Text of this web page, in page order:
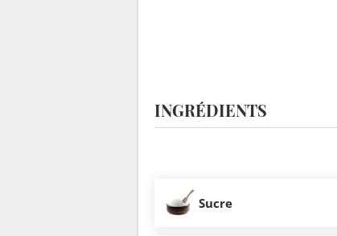
INGRÉDIENTS
Sucre